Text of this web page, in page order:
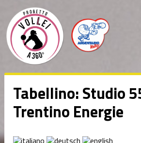
Tabellino: Studio
Trentino Energie